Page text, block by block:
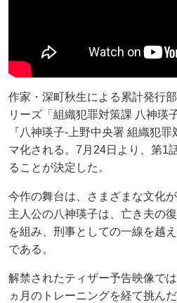
作家・深町秋生による累計発行
リーズ「組織犯罪対策課 八神瑛
『八神瑛子-上野中央署 組織犯
マ化される。7月24日より、第1
ることが決定した。
今作の舞台は、さまざまな文化
主人公の八神瑛子は、亡き夫の
を組み、刑事としての一線を越
である。
解禁されたティザー予告映像で
ヵ月のトレーニングを経て挑ん